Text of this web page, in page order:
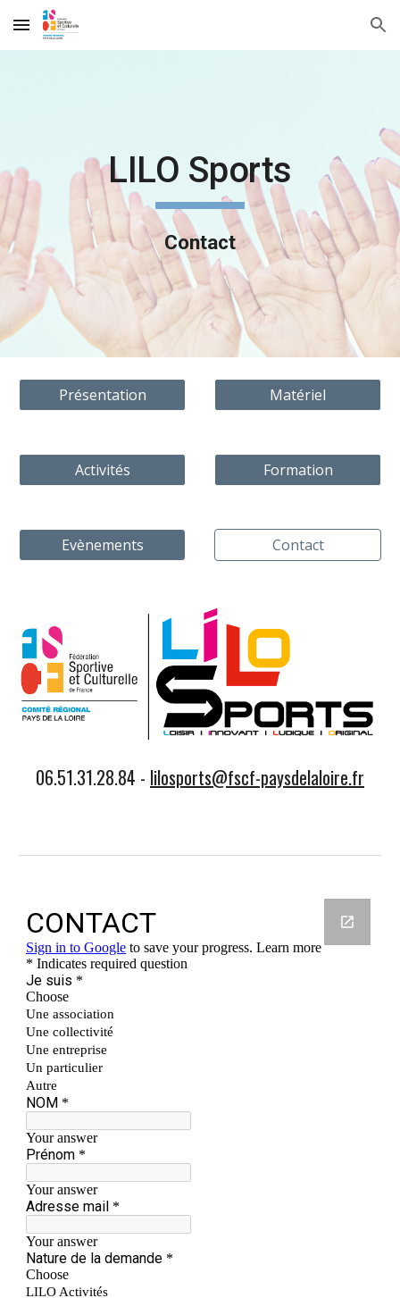
Skip to main content Skip to navigation
LILO Sports
Contact
Présentation Matériel
Activités Formation
Evènements Contact
06.51.31.28.84 - lilosports@fscf-paysdelaloire.fr